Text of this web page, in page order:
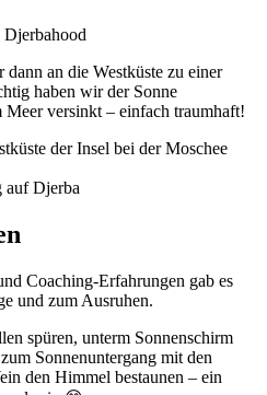
an die Westküste zu einer
haben wir der Sonne
Meer versinkt – einfach traumhaft!
Coaching-Erfahrungen gab es
und zum Ausruhen.
spüren, unterm Sonnenschirm
Sonnenuntergang mit den
den Himmel bestaunen – ein